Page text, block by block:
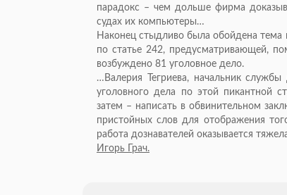
парадокс – чем дольше фирма
судах их компьютеры…
Наконец стыдливо была обойдена тема
по статье 242, предусматривающей,
возбуждено 81 уголовное дело.
…Валерия Тегриева, начальник
уголовного дела по этой пикантной
затем – написать в обвинительном
пристойных слов для отображения
работа дознавателей оказывается
Игорь Грач.